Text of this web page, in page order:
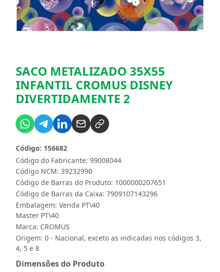
SACO METALIZADO 35X55
INFANTIL CROMUS DISNEY
DIVERTIDAMENTE 2
Código do Fabricante: 99008044
Código: 156682
Código NCM: 39232990
Código de Barras do Produto: 1000000207651
Código de Barras da Caixa: 7909107143296
Embalagem: Venda PT\40
Master PT\40
Marca: CROMUS
Origem: 0 - Nacional, exceto as indicadas nos códigos 3,
4, 5 e 8
Dimensões do Produto